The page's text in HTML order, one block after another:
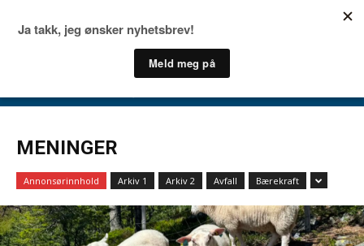
MENINGER
Annonsørinnhold Arkiv 1 Arkiv 2 Avfall Bærekraft